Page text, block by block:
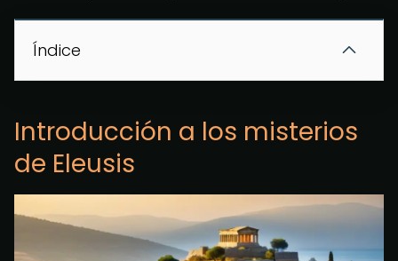
Índice
Introducción a los misterios
de Eleusis